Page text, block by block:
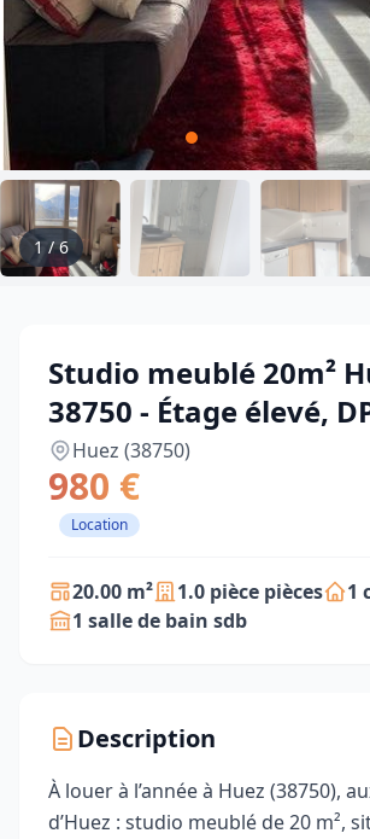
1/6
Studio meublé 20m²
38750 - Étage élevé,
Huez (38750)
980 €
Location
20.00 m² 1.0 pièce pièces
1
1 salle de bain sdb
Description
À louer à l’année à Huez (38750),
d’Huez : studio meublé de 20 m²,